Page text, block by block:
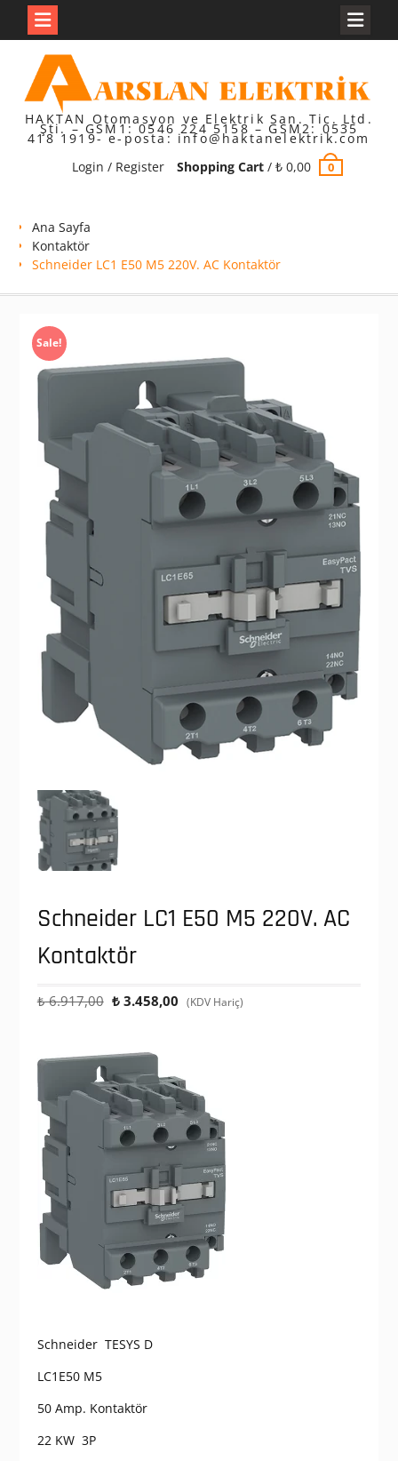
content
HAKTAN Otomasyon ve Elektrik San. Tic. Ltd.
Şti. – GSM1: 0546 224 5158 – GSM2: 0535
418 1919- e-posta: info@haktanelektrik.com
Login / Register
Shopping Cart/ ₺0,00 0
Ana Sayfa
Kontaktör
Schneider LC1 E50 M5 220V. AC Kontaktör
Sale!
Schneider LC1 E50 M5 220V. AC
Kontaktör
₺6.917,00 Orijinal
₺3.458,00 Şu
(KDV Hariç)
Schneider TESYS D
LC1E50 M5
50 Amp. Kontaktör
22 KW 3P